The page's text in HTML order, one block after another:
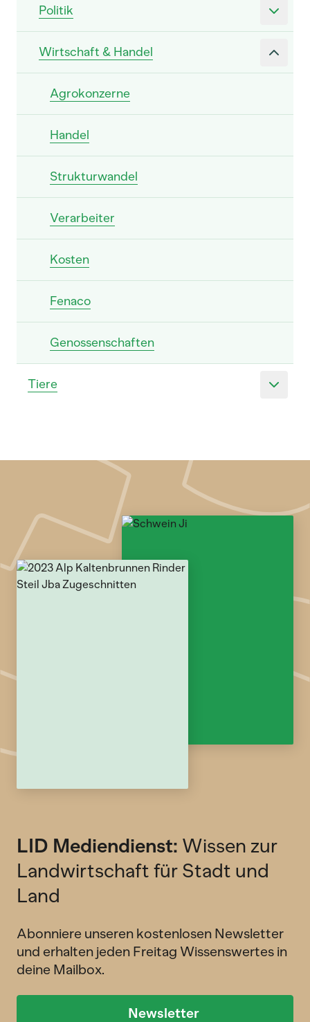
Politik
Wirtschaft & Handel
Agrokonzerne
Handel
Strukturwandel
Verarbeiter
Kosten
Fenaco
Genossenschaften
Tiere
LID Mediendienst: Wissen zur
Landwirtschaft für Stadt und
Land
Abonniere unseren kostenlosen Newsletter
und erhalten jeden Freitag Wissenswertes in
deine Mailbox.
Newsletter